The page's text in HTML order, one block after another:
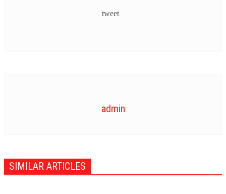
tweet
admin
SIMILAR ARTICLES